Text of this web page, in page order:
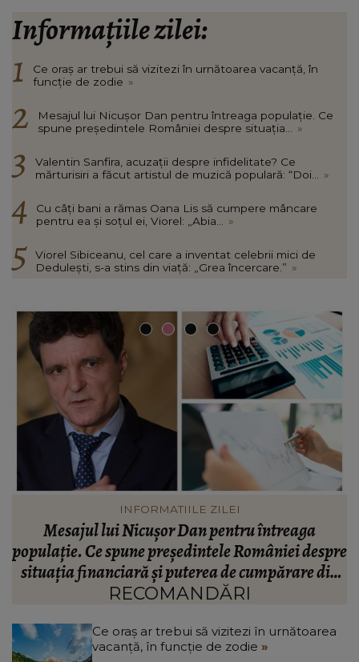
Informațiile zilei:
Ce oraș ar trebui să vizitezi în urnătoarea vacanță, în
funcție de zodie »
Mesajul lui Nicușor Dan pentru întreaga populație. Ce
spune președintele României despre situația...
»
Valentin Sanfira, acuzații despre infidelitate? Ce
mărturisiri a făcut artistul de muzică populară: “Doi...
»
Cu câți bani a rămas Oana Lis să cumpere mâncare
pentru ea și soțul ei, Viorel: „Abia...
»
Viorel Sibiceanu, cel care a inventat celebrii mici de
Dedulești, s-a stins din viață: „Grea încercare.” »
VEDETE
Valentin Sanfira, acuzații despre infidelitate? Ce
mărturisiri a făcut artistul de muzică populară:
“Doi ochi ce m-au înșelat.”
RECOMANDĂRI
Ce oraș ar trebui să vizitezi în urnătoarea
vacanță, în funcție de zodie